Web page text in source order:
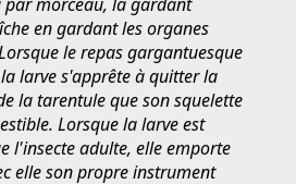
en gardant les organes
le repas gargantuesque
larve s'apprête à quitter la
la tarentule que son squelette
Lorsque la larve est
l'insecte adulte, elle emporte
elle son propre instrument